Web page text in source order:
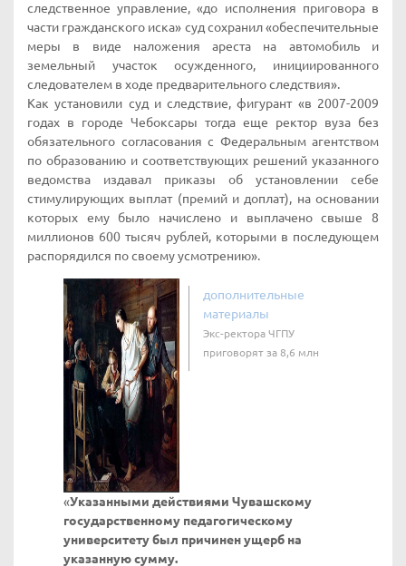
следственное управление, «до исполнения приговора в
части гражданского иска» суд сохранил «обеспечительные
меры в виде наложения ареста на автомобиль и
земельный участок осужденного, инициированного
следователем в ходе предварительного следствия».
Как установили суд и следствие, фигурант «в 2007-2009
годах в городе Чебоксары тогда еще ректор вуза без
обязательного согласования с Федеральным агентством
по образованию и соответствующих решений указанного
ведомства издавал приказы об установлении себе
стимулирующих выплат (премий и доплат), на основании
которых ему было начислено и выплачено свыше 8
миллионов 600 тысяч рублей, которыми в последующем
распорядился по своему усмотрению».
дополнительные
материалы
Экс-ректора ЧГПУ
приговорят за 8,6 млн
«Указанными действиями Чувашскому
государственному педагогическому
университету был причинен ущерб на
указанную сумму.